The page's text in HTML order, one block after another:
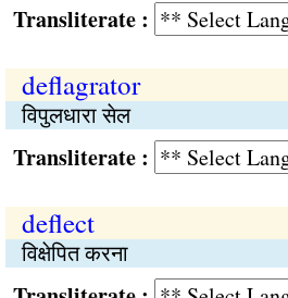
:
deflagrator
विपुलधारा सेल
:
deflect
विक्षेपित करना